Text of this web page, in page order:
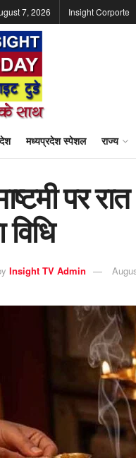
7, 2026 Insight Corporte
मध्यप्रदेश स्पेशल राज्य
पर
Insight TV Admin